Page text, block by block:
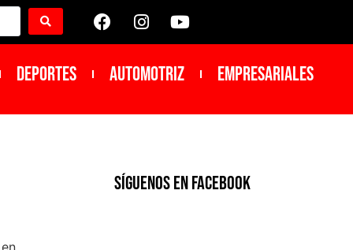
DEPORTES Automotriz Empresariales
SíGUENOS EN FACEBOOK